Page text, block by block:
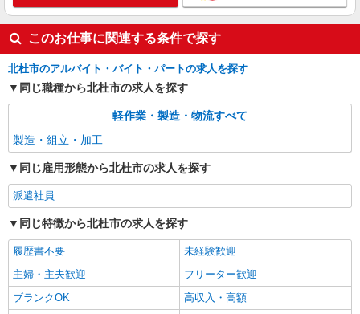
このお仕事に関連する条件で探す
北杜市のアルバイト・バイト・パートの求人を探す
同じ職種から北杜市の求人を探す
軽作業・製造・物流すべて
製造・組立・加工
同じ雇用形態から北杜市の求人を探す
派遣社員
同じ特徴から北杜市の求人を探す
履歴書不要
未経験歓迎
主婦・主夫歓迎
フリーター歓迎
ブランクOK
高収入・高額